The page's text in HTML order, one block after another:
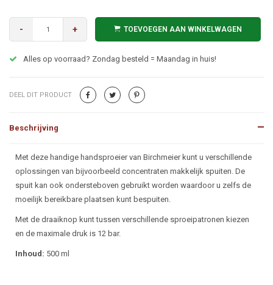
- + TOEVOEGEN AAN WINKELWAGEN
Alles op voorraad? Zondag besteld = Maandag in huis!
DEEL DIT PRODUCT
Beschrijving
Beschrijving
Met deze handige handsproeier van Birchmeier kunt u verschillende
oplossingen van bijvoorbeeld concentraten makkelijk spuiten. De
spuit kan ook ondersteboven gebruikt worden waardoor u zelfs de
moeilijk bereikbare plaatsen kunt bespuiten.
Met de draaiknop kunt tussen verschillende sproeipatronen kiezen
en de maximale druk is 12 bar.
Inhoud: 500 ml